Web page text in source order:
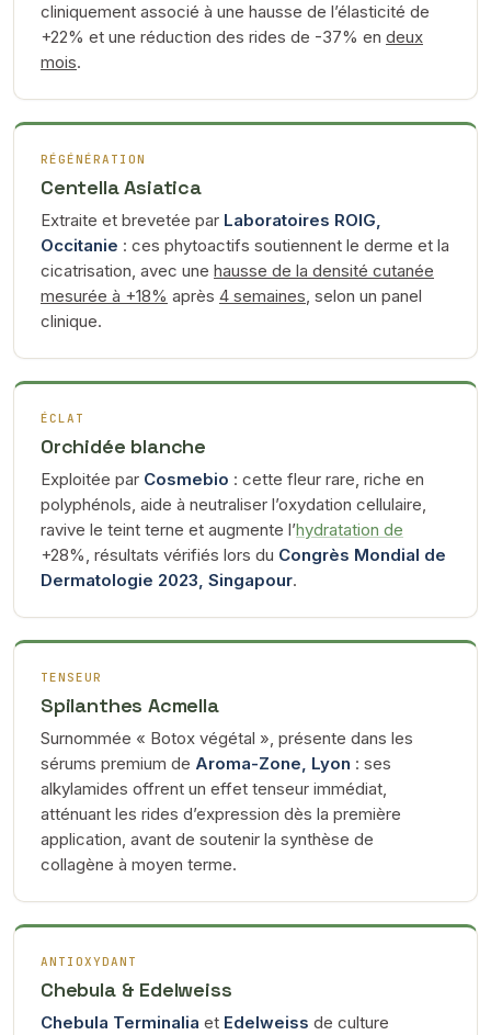
cliniquement associé à une hausse de l’élasticité de
+22% et une réduction des rides de -37% en deux
mois.
RÉGÉNÉRATION
Centella Asiatica
Extraite et brevetée par Laboratoires ROIG,
Occitanie : ces phytoactifs soutiennent le derme et la
cicatrisation, avec une hausse de la densité cutanée
mesurée à +18% après 4 semaines, selon un panel
clinique.
ÉCLAT
Orchidée blanche
Exploitée par Cosmebio : cette fleur rare, riche en
polyphénols, aide à neutraliser l’oxydation cellulaire,
ravive le teint terne et augmente l’hydratation de
+28%, résultats vérifiés lors du Congrès Mondial de
Dermatologie 2023, Singapour.
TENSEUR
Spilanthes Acmella
Surnommée « Botox végétal », présente dans les
sérums premium de Aroma-Zone, Lyon : ses
alkylamides offrent un effet tenseur immédiat,
atténuant les rides d’expression dès la première
application, avant de soutenir la synthèse de
collagène à moyen terme.
ANTIOXYDANT
Chebula & Edelweiss
Chebula Terminalia et Edelweiss de culture